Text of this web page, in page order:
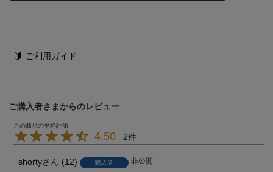
ご利用ガイド
ご購入者さまからのレビュー
4.50 2
shorty 12 購入者
非公開